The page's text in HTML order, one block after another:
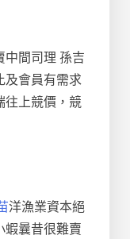
中間司理 孫吉
及會員有需求
往上競價，競
洋漁業資本絕
蝦曩昔很難賣